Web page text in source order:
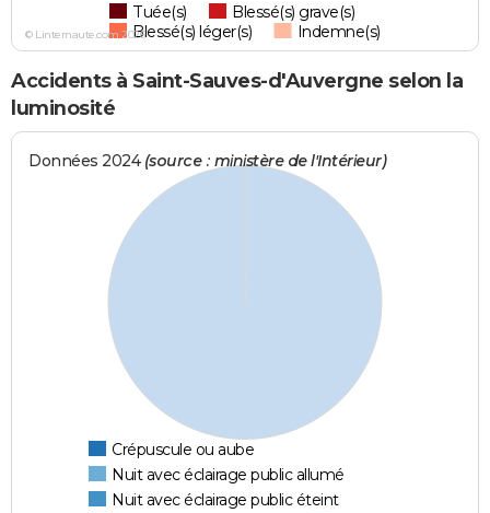
Tuée(s)
Blessé(s) grave(s)
Blessé(s) léger(s)
Indemne(s)
© Linternaute.com 2026
Accidents à Saint-Sauves-d'Auvergne selon la
luminosité
Données 2024 (source : ministère de l'Intérieur)
Crépuscule ou aube
Nuit avec éclairage public allumé
Nuit avec éclairage public éteint